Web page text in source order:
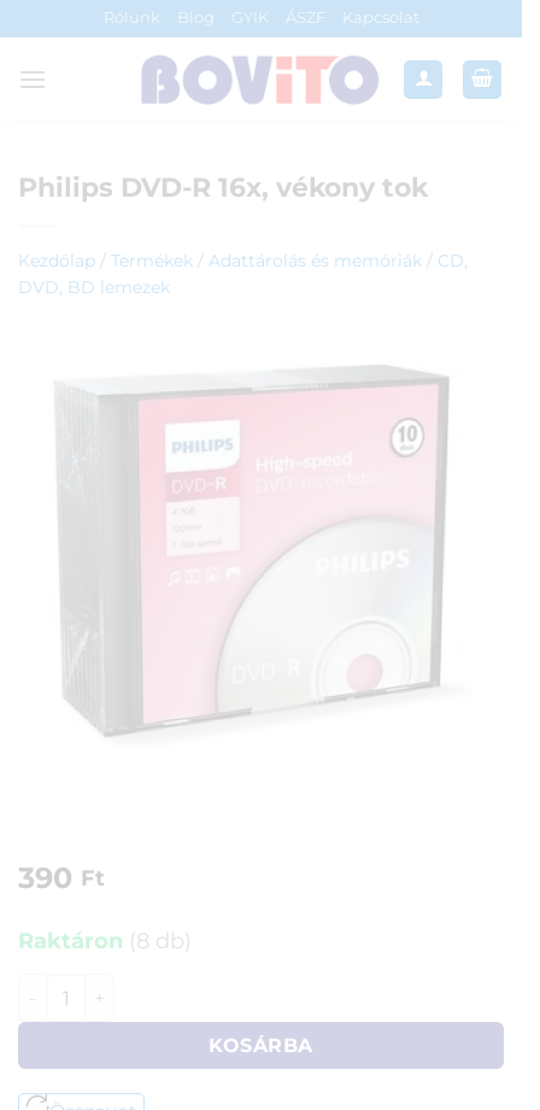
to
content
Rólunk Blog GYIK ÁSZF Kapcsolat
Philips DVD-R 16x, vékony tok
Kezdőlap / Termékek / Adattárolás és memóriák / CD,
DVD, BD lemezek
390 Ft
Raktáron (8 db)
KOSÁRBA